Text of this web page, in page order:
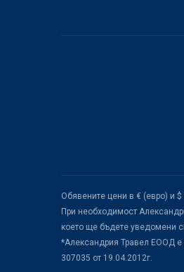
Обявените цени в € (евро) и
При необходимост
което ще бъдете уведомени
*Александрия Травел ЕООД е
307035 от 19.04.2012г.